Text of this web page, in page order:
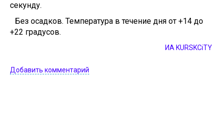
секунду.
Без осадков. Температура в течение дня от +14 до
+22 градусов.
ИА KURSKCiTY
Добавить комментарий